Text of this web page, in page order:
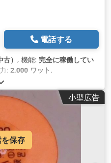
電話する
） , 機能: 完全に稼働してい
: 2,000 ワット ,
小型広告
保存